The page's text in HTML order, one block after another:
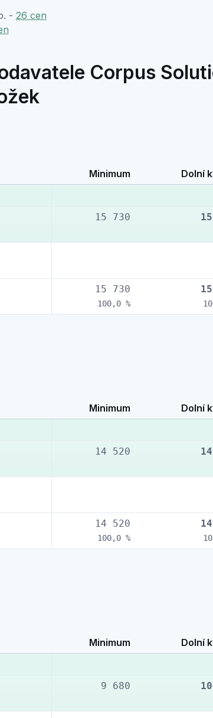
- 26 cen
Corpus
Minimum Dolní
15 730
15 730
100,0 %
Minimum Dolní
14 520
14 520
100,0 %
Minimum Dolní
9 680